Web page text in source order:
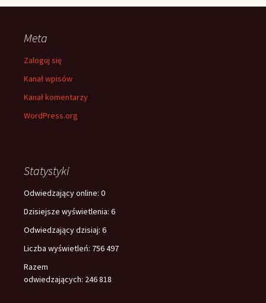
Meta
Zaloguj się
Kanał wpisów
Kanał komentarzy
WordPress.org
Statystyki
Odwiedzający online: 0
Dzisiejsze wyświetlenia: 6
Odwiedzający dzisiaj: 6
Liczba wyświetleń: 756 497
Razem
odwiedzających: 246 818